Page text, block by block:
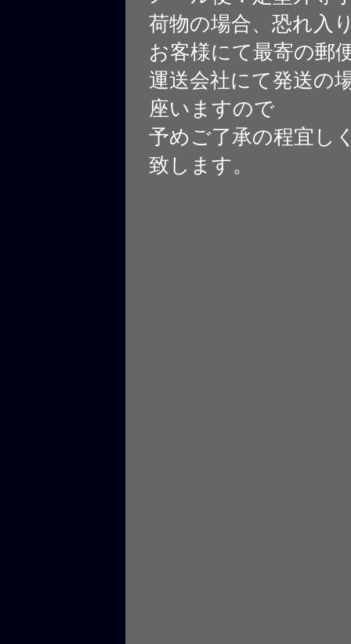
荷物の場合、恐れ入
お客様にて最寄の郵
運送会社にて発送の
座いますので
予めご了承の程宜し
致します。